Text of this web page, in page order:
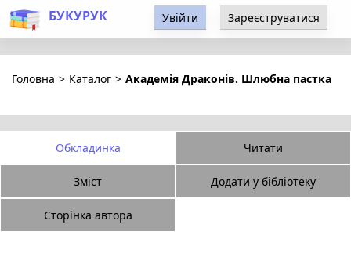
БУКУРУК Увійти Зареєструватися
Головна > Каталог > Академія Драконів. Шлюбна пастка
Обкладинка Читати
Зміст Додати у бібліотеку
Сторінка автора